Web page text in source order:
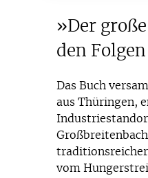
»Der
den
Das Buch
aus Thüringen,
traditionsreicher
vom